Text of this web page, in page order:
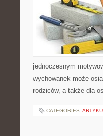
jednoczesnym
wychowanek może
rodziców, a także dla
CATEGORIES: